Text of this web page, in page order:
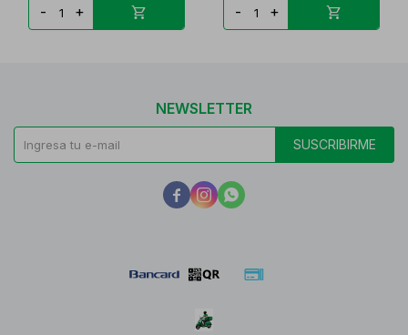
- + - +
NEWSLETTER
SUSCRIBIRME
  